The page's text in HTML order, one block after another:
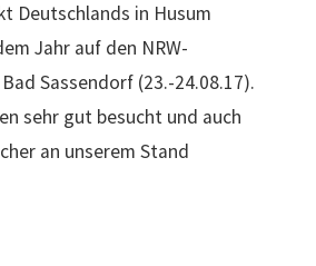
Deutschlands in Husum
Jahr auf den NRW-
Sassendorf (23.-24.08.17).
sehr gut besucht und auch
an unserem Stand